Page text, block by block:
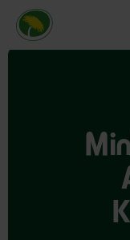
Miljöpartiet de